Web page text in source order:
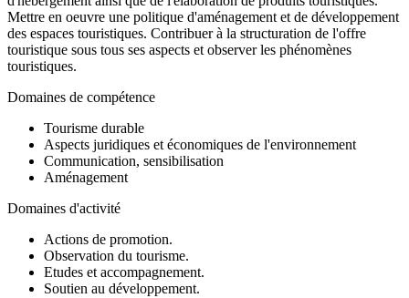
Mettre en oeuvre une politique d'aménagement et de développement
des espaces touristiques. Contribuer à la structuration de l'offre
touristique sous tous ses aspects et observer les phénomènes
touristiques.
Domaines de compétence
Tourisme durable
Aspects juridiques et économiques de l'environnement
Communication, sensibilisation
Aménagement
Domaines d'activité
Actions de promotion.
Observation du tourisme.
Etudes et accompagnement.
Soutien au développement.